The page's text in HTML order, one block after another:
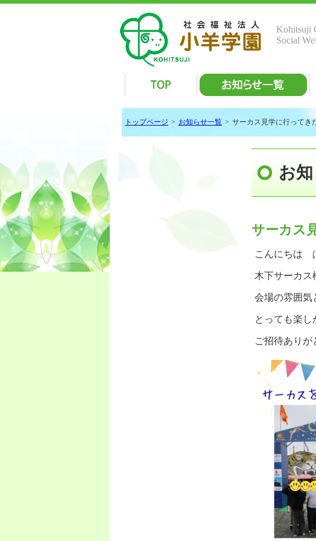
Kohitsuji
Social
トップページ > お知らせ一覧 > サーカス見学に行って
お
サーカス
こんにちは
木下サーカス
会場の雰囲
とっても楽
ご招待ありが